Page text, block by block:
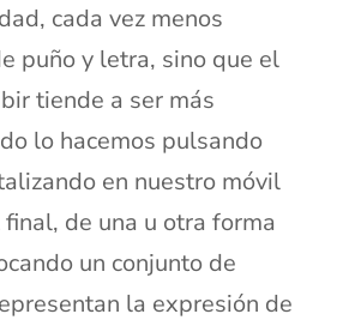
cada vez menos
puño y letra, sino que el
tiende a ser más
lo hacemos pulsando
en nuestro móvil
de una u otra forma
un conjunto de
la expresión de